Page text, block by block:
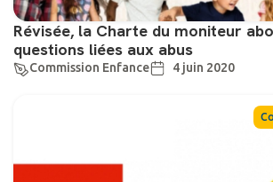
Révisée, la Charte du moniteur
questions liées aux abus
Commission Enfance 4 juin 2020